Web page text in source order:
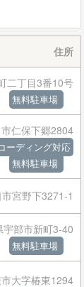
住所
二丁目3番10号
無料駐車場
仁保下郷2804
ーディング対応
無料駐車場
宮野下3271-1
宇部市新町3-40
無料駐車場
大字椿東1294